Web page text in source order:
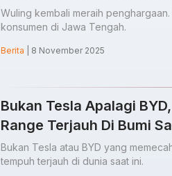
Wuling kembali meraih
konsumen di Jawa Tengah.
Berita | 8 November 2025
Bukan Tesla Apalagi
Range Terjauh Di Bumi
Bukan Tesla atau BYD yang
tempuh terjauh di dunia saat ini.